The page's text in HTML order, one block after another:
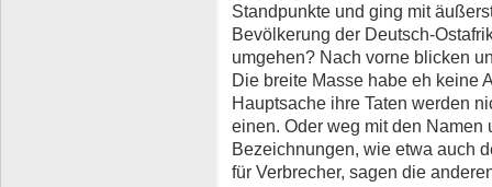
Standpunkte und ging mit
Bevölkerung der Deutsch-
umgehen? Nach vorne blicken
Die breite Masse habe eh keine
Hauptsache ihre Taten werden
einen. Oder weg mit den
Bezeichnungen, wie etwa auch
für Verbrecher, sagen die